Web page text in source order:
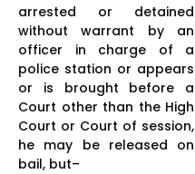
arrested or detained
without warrant by an
officer in charge of a
police station or appears
or is brought before a
Court other than the High
Court or Court of session,
he may be released on
bail, but–